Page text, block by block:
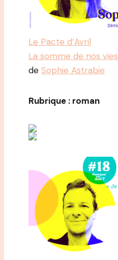
Le Pacte d’Avril
La somme de nos vies
de Sophie Astrabie
Rubrique : roman